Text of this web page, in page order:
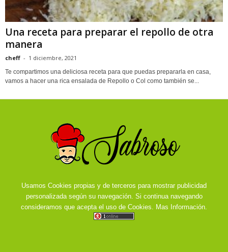
Una receta para preparar el repollo de otra
manera
cheff - 1 diciembre, 2021
Te compartimos una deliciosa receta para que puedas prepararla en casa,
vamos a hacer una rica ensalada de Repollo o Col como también se...
Usamos Cookies propias y de terceros para mostrar publicidad
personalizada según su navegación. Si continua navegando
consideramos que acepta el uso de Cookies. Mas Información.